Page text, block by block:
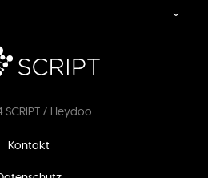
SCRIPT / Heydoo
Kontakt